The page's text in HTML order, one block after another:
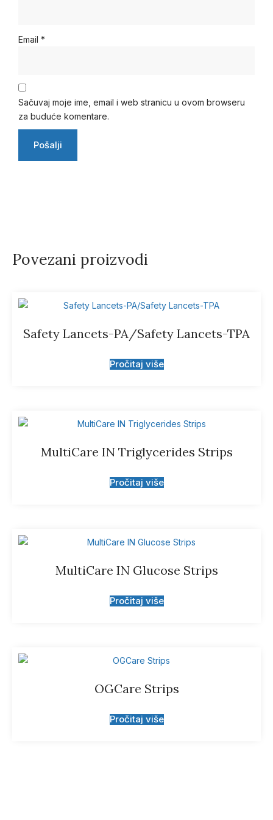
Email *
Sačuvaj moje ime, email i web stranicu u ovom browseru
za buduće komentare.
Povezani proizvodi
Safety Lancets-PA/Safety Lancets-TPA
Pročitaj više
MultiCare IN Triglycerides Strips
Pročitaj više
MultiCare IN Glucose Strips
Pročitaj više
OGCare Strips
Pročitaj više